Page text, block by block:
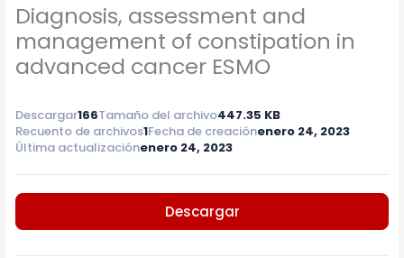
Diagnosis, assessment and
management of constipation in
advanced cancer ESMO
Descargar166Tamaño del archivo447.35 KB
Recuento de archivos1Fecha de creaciónenero 24, 2023
Última actualizaciónenero 24, 2023
Descargar